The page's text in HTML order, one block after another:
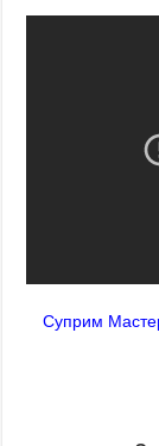
Суприм